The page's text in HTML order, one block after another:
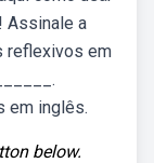
Assinale a
reflexivos em
em inglês.
below.